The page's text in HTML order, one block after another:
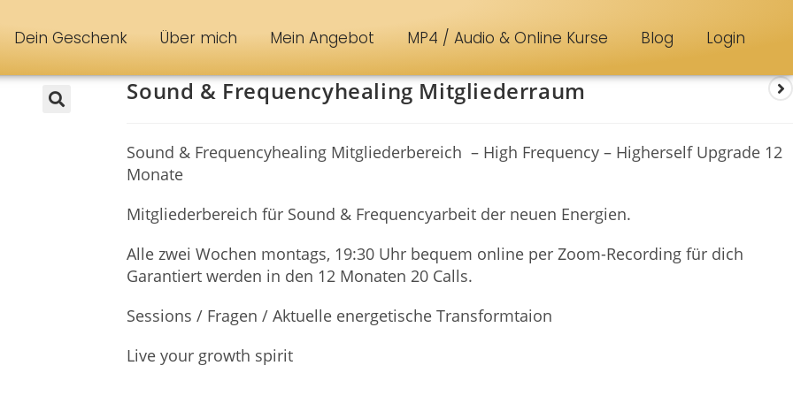
Dein Geschenk Über mich Mein Angebot MP4 / Audio & Online Kurse Blog Login
Sound & Frequencyhealing Mitgliederraum
Sound & Frequencyhealing Mitgliederbereich – High Frequency – Higherself Upgrade 12
Monate
Mitgliederbereich für Sound & Frequencyarbeit der neuen Energien.
Alle zwei Wochen montags, 19:30 Uhr bequem online per Zoom-Recording für dich
Garantiert werden in den 12 Monaten 20 Calls.
Sessions / Fragen / Aktuelle energetische Transformtaion
Live your growth spirit